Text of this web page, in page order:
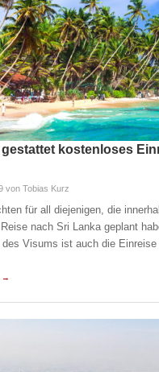
kostenloses
von Tobias Kurz
für all diejenigen, die
nach Sri Lanka geplant
des Visums ist auch die Einreise
→